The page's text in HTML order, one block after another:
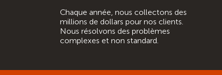
Chaque année, nous collectons des
millions de dollars pour nos clients.
Nous résolvons des problèmes
complexes et non standard.